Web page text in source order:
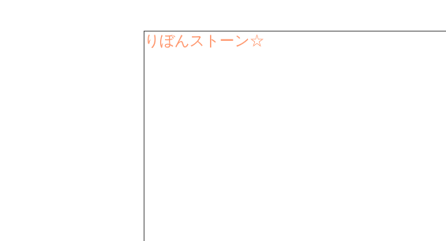
りぼんストーン☆